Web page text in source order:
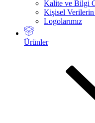
Kalite ve Bilgi
Kişisel
Logolarımız
Ürünler